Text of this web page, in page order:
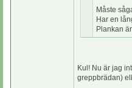
Måste
Har en
Plankan
Kul! Nu är jag
greppbrädan)